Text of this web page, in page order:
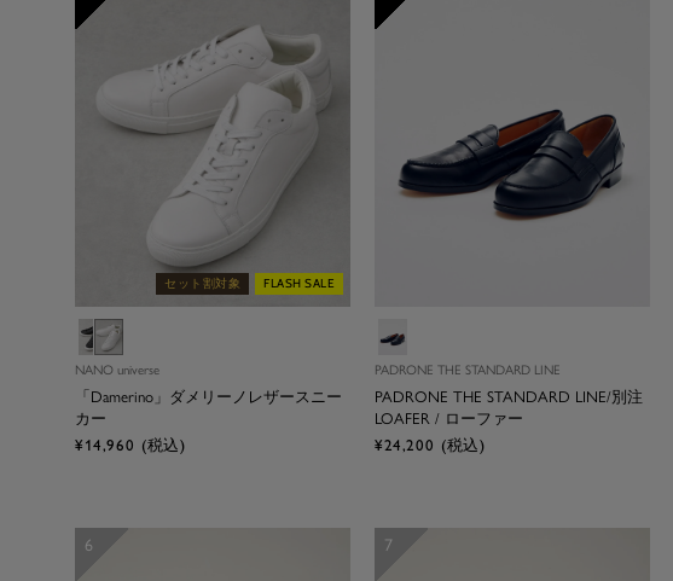
セット割対象 FLASH SALE
ブ
ラ
ッ
ク
ホ
ワ
イ
ト
NANO universe
「Damerino」ダメリーノレザースニー
カー
セ
格
¥14,960 (税込)
ッ
ク
PADRONE THE STANDARD LINE
PADRONE THE STANDARD LINE/別注
LOAFER / ローファー
セ
格
¥24,200 (税込)
6 7